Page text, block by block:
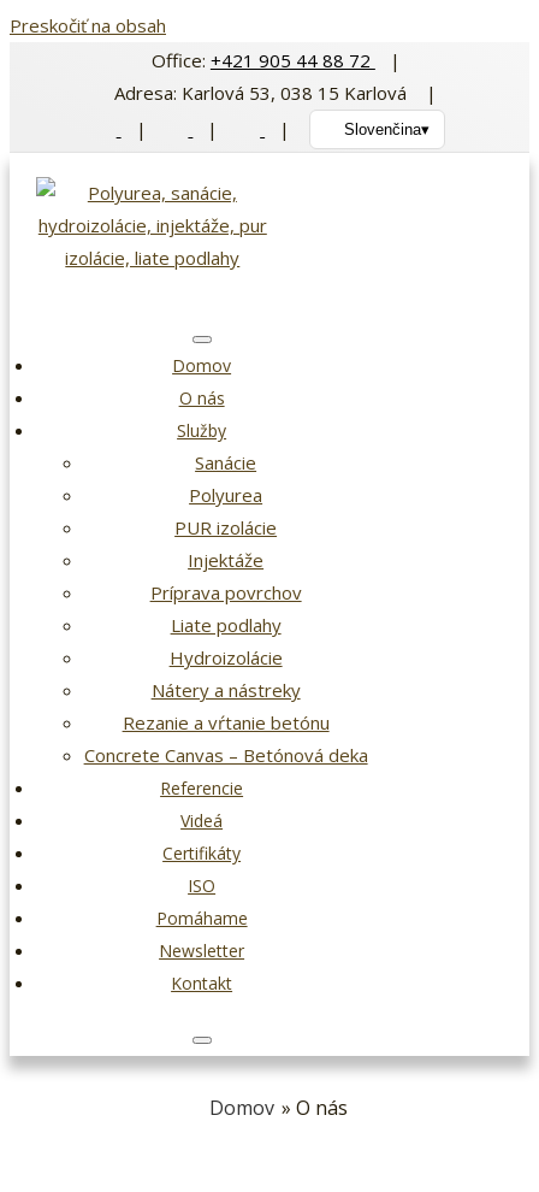
Preskočiť na obsah
Office: +421 905 44 88 72
|
Adresa: Karlová 53, 038 15 Karlová |
|
| | Slovenčina▾
Domov
O nás
Služby
Sanácie
Polyurea
PUR izolácie
Injektáže
Príprava povrchov
Liate podlahy
Hydroizolácie
Nátery a nástreky
Rezanie a vŕtanie betónu
Concrete Canvas – Betónová deka
Referencie
Videá
Certifikáty
ISO
Pomáhame
Newsletter
Kontakt
Domov » O nás